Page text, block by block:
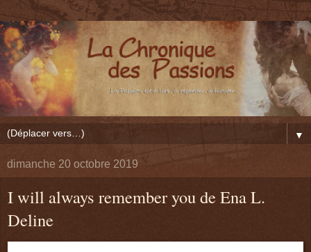
▼
dimanche 20 octobre 2019
I will always remember you de Ena L.
Deline